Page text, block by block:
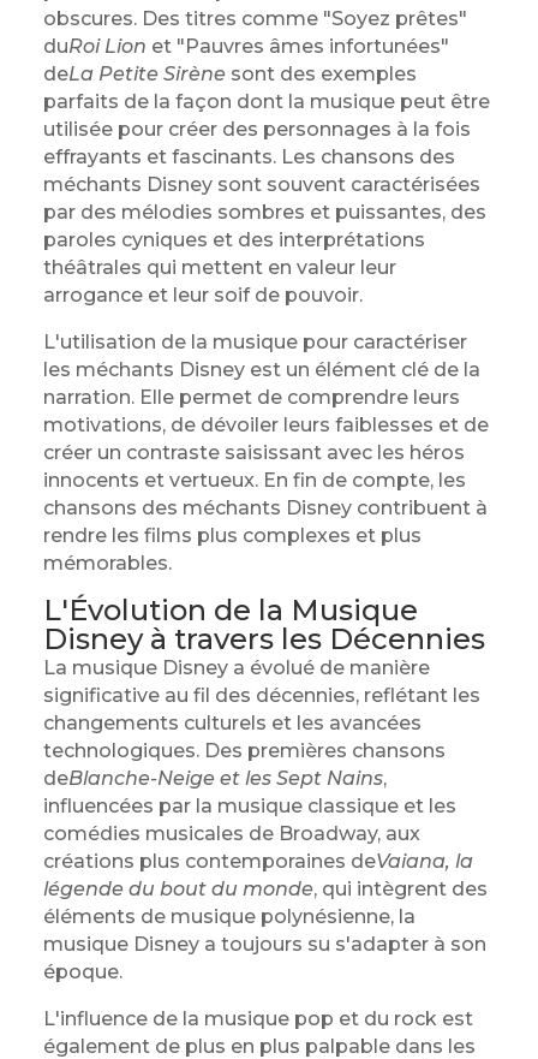
obscures. Des titres comme "Soyez prêtes"
duRoi Lion et "Pauvres âmes infortunées"
deLa Petite Sirènesont des exemples
parfaits de la façon dont la musique peut être
utilisée pour créer des personnages à la fois
effrayants et fascinants. Les chansons des
méchants Disney sont souvent caractérisées
par des mélodies sombres et puissantes, des
paroles cyniques et des interprétations
théâtrales qui mettent en valeur leur
arrogance et leur soif de pouvoir.
L'utilisation de la musique pour caractériser
les méchants Disney est un élément clé de la
narration. Elle permet de comprendre leurs
motivations, de dévoiler leurs faiblesses et de
créer un contraste saisissant avec les héros
innocents et vertueux. En fin de compte, les
chansons des méchants Disney contribuent à
rendre les films plus complexes et plus
mémorables.
L'Évolution de la Musique
Disney à travers les Décennies
La musique Disney a évolué de manière
significative au fil des décennies, reflétant les
changements culturels et les avancées
technologiques. Des premières chansons
deBlanche-Neige et les Sept Nains,
influencées par la musique classique et les
comédies musicales de Broadway, aux
créations plus contemporaines deVaiana, la
légende du bout du monde, qui intègrent des
éléments de musique polynésienne, la
musique Disney a toujours su s'adapter à son
époque.
L'influence de la musique pop et du rock est
également de plus en plus palpable dans les